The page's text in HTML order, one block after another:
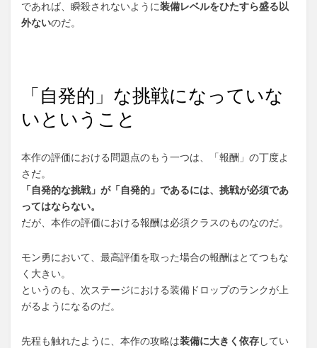
であれば、瞬殺されないように装備レベルをひたすら盛る以
外ないのだ。
「自発的」な挑戦になっていな
いということ
本作の評価における問題点のもう一つは、「報酬」の丁度よ
さだ。
「自発的な挑戦」が「自発的」であるには、挑戦が必須であ
ってはならない。
だが、本作の評価における報酬は必須クラスのものなのだ。
モン勇において、最高評価を取った場合の報酬はとてつもな
く大きい。
というのも、次ステージにおける装備ドロップのランクが上
がるようになるのだ。
先程も触れたように、本作の攻略は装備に大きく依存してい